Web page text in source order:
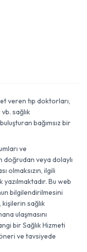
veren tıp doktorları,
sağlık
bağımsız bir
ve
veya dolaylı
olmaksızın, ilgili
Bu web
bilgilendirilmesini
kişilerin sağlık
ulaşmasını
bir Sağlık Hizmeti
ve tavsiyede